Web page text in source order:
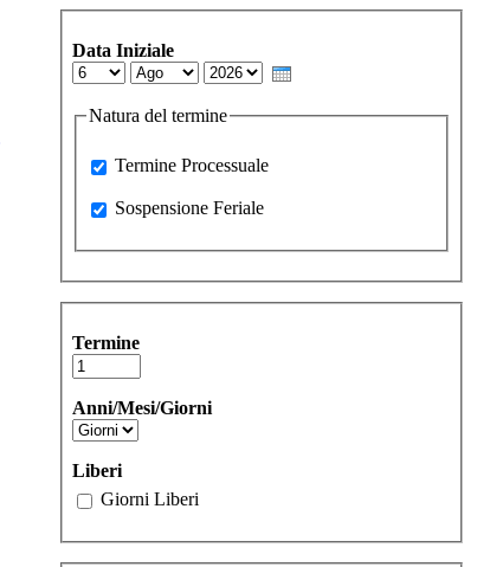
Data Iniziale
Day
Month Year
Natura del termine
Processuale
Termine Processuale
Sospensione Feriale
Sospensione Feriale
Termine
Anni/Mesi/Giorni
Liberi
Giorni Liberi